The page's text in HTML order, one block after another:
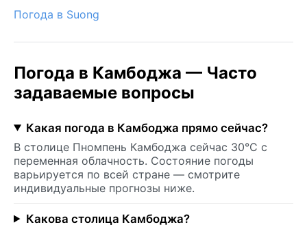
Погода в Suong
Погода в Камбоджа — Часто
задаваемые вопросы
Какая погода в Камбоджа прямо сейчас?
В столице Пномпень Камбоджа сейчас 30°C с
переменная облачность. Состояние погоды
варьируется по всей стране — смотрите
индивидуальные прогнозы ниже.
Какова столица Камбоджа?